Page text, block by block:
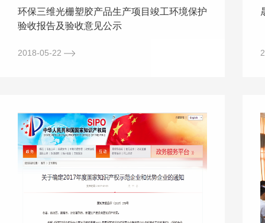
环保三维光栅塑胶产品生产项目竣工环境保护
验收报告及验收意见公示
2018-05-22